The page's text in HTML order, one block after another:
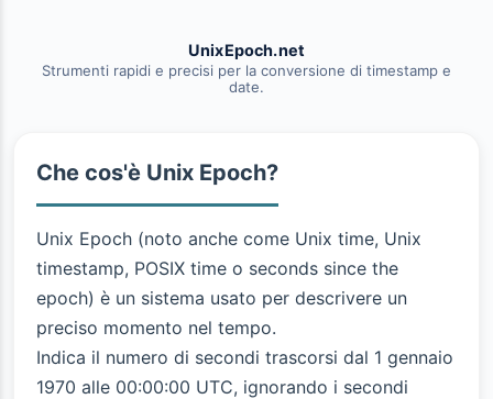
UnixEpoch.net
Strumenti rapidi e precisi per la conversione di timestamp e
date.
Che cos'è Unix Epoch?
Unix Epoch (noto anche come Unix time, Unix
timestamp, POSIX time o seconds since the
epoch) è un sistema usato per descrivere un
preciso momento nel tempo.
Indica il numero di secondi trascorsi dal 1 gennaio
1970 alle 00:00:00 UTC, ignorando i secondi